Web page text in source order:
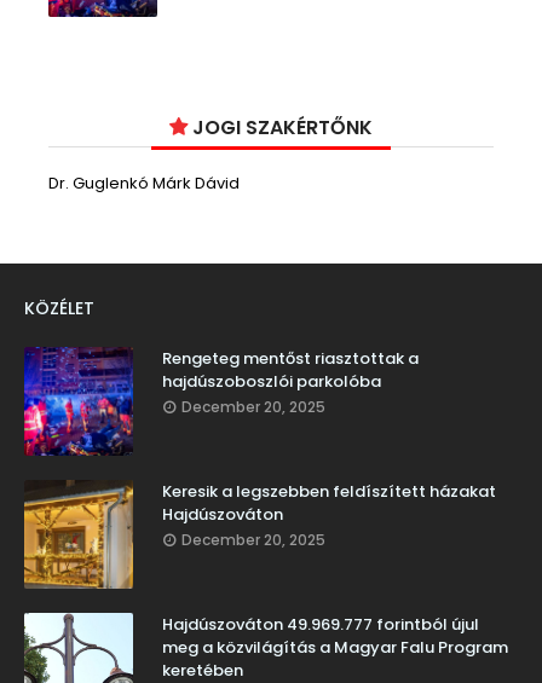
JOGI SZAKÉRTŐNK
Dr. Guglenkó Márk Dávid
KÖZÉLET
Rengeteg mentőst riasztottak a
hajdúszoboszlói parkolóba
December 20, 2025
Keresik a legszebben feldíszített házakat
Hajdúszováton
December 20, 2025
Hajdúszováton 49.969.777 forintból újul
meg a közvilágítás a Magyar Falu Program
keretében